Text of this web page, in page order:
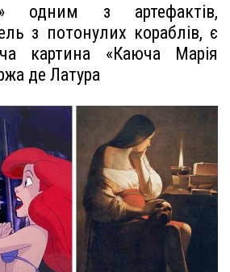
одним з артефактів,
з потонулих кораблів, є
картина «Каюча Марія
де Латура